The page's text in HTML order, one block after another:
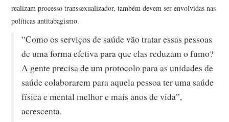
realizam processo transsexualizador, também devem ser envolvidas nas
políticas antitabagismo.
“Como os serviços de saúde vão tratar essas pessoas
de uma forma efetiva para que elas reduzam o fumo?
A gente precisa de um protocolo para as unidades de
saúde colaborarem para aquela pessoa ter uma saúde
física e mental melhor e mais anos de vida”,
acrescenta.